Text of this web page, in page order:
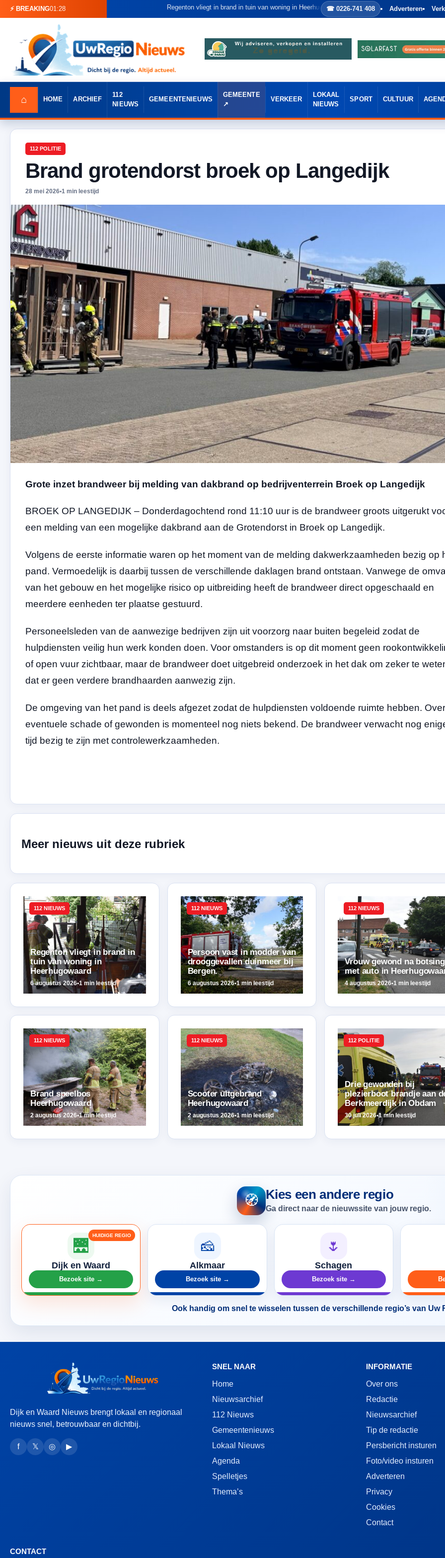
⚡ BREAKING01:28 Regenton vliegt in brand in tuin van woning in Heerhugowaard ☎ 0226-741 408 Adverteren
⌂ HOME ARCHIEF
112
NIEUWS
GEMEENTENIEUWS
GEMEENTE
VERKEER
LOKAAL
NIEUWS
SPORT CULTUUR
112 POLITIE
Brand grotendorst broek op Langedijk
28 mei 2026•1 min leestijd
Grote inzet brandweer bij melding van dakbrand op bedrijventerrein Broek op Langedijk
BROEK OP LANGEDIJK – Donderdagochtend rond 11:10 uur is de brandweer groots uitgerukt
een melding van een mogelijke dakbrand aan de Grotendorst in Broek op Langedijk.
Volgens de eerste informatie waren op het moment van de melding dakwerkzaamheden bezig op
pand. Vermoedelijk is daarbij tussen de verschillende daklagen brand ontstaan. Vanwege de
van het gebouw en het mogelijke risico op uitbreiding heeft de brandweer direct opgeschaald en
meerdere eenheden ter plaatse gestuurd.
Personeelsleden van de aanwezige bedrijven zijn uit voorzorg naar buiten begeleid zodat de
hulpdiensten veilig hun werk konden doen. Voor omstanders is op dit moment geen
of open vuur zichtbaar, maar de brandweer doet uitgebreid onderzoek in het dak om zeker te
dat er geen verdere brandhaarden aanwezig zijn.
De omgeving van het pand is deels afgezet zodat de hulpdiensten voldoende ruimte hebben. Over
eventuele schade of gewonden is momenteel nog niets bekend. De brandweer verwacht nog
tijd bezig te zijn met controlewerkzaamheden.
Meer nieuws uit deze rubriek
112 NIEUWS
Regenton vliegt in brand in
tuin van woning in
Heerhugowaard
6 augustus 2026•1 min leestijd
112 NIEUWS
Persoon vast in modder van
drooggevallen duinmeer bij
Bergen.
6 augustus 2026•1 min leestijd
112 NIEUWS
Vrouw gewond na botsing
met auto in
4 augustus 2026•1 min leestijd
112 NIEUWS
Brand speelbos
Heerhugowaard
2 augustus 2026•1 min leestijd
112 NIEUWS
Scooter uitgebrand
Heerhugowaard
2 augustus 2026•1 min leestijd
112 POLITIE
Drie gewonden bij
plezierboot brandje aan
Berkmeerdijk in Obdam
30 juli 2026•1 min leestijd
🧭 Kies een andere regio
Ga direct naar de nieuwssite van jouw regio.
🌉
Dijk en Waard
Bezoek site →
🧀
Alkmaar
Bezoek site →
🌷
Schagen
Bezoek site →
Ook handig om snel te wisselen tussen de verschillende regio’s van Uw
Dijk en Waard Nieuws brengt lokaal en regionaal
nieuws snel, betrouwbaar en dichtbij.
f 𝕏 ◎ ▶
SNEL NAAR
Home
Nieuwsarchief
112 Nieuws
Gemeentenieuws
Lokaal Nieuws
Agenda
Spelletjes
Thema’s
INFORMATIE
Over ons
Redactie
Nieuwsarchief
Tip de redactie
Persbericht insturen
Foto/video insturen
Adverteren
Privacy
Cookies
Contact
CONTACT